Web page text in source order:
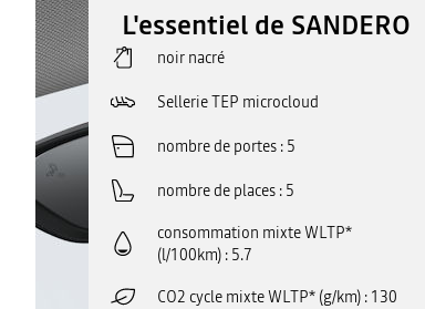
L'essentiel de SANDERO
noir nacré
Sellerie TEP microcloud
nombre de portes 5
nombre de places 5
consommation mixte WLTP*
(l/100km) 5.7
CO2 cycle mixte WLTP* (g/km) 130